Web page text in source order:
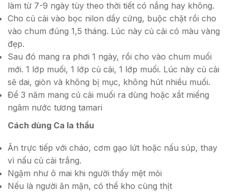
làm từ 7-9 ngày tùy theo thời tiết có nắng hay không.
Cho củ cải vào bọc nilon dầy cứng, buộc chặt rồi cho
vào chum đúng 1,5 tháng. Lúc này củ cải có màu vàng
đẹp.
Sau đó mang ra phơi 1 ngày, rồi cho vào chum muối
mới. 1 lớp muối, 1 lớp củ cải, 1 lớp muối. Lúc này củ cải
sẽ dai, giòn và không bị mục, không hút nhiều muối.
Để 3 năm mang củ cải muối ra dùng hoặc xắt miếng
ngâm nước tương tamari
Cách dùng Ca la thầu
Ăn trực tiếp với cháo, cơm gạo lứt hoặc nấu súp, thay
vì nấu củ cải trắng.
Ngậm như ô mai khi người thấy mệt mỏi
Nếu là người ăn mặn, có thể kho cùng thịt